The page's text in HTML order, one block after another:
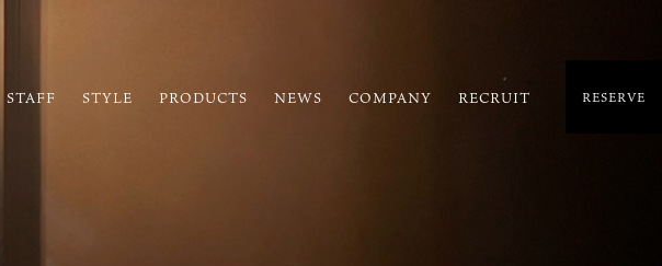
STAFF STYLE PRODUCTS NEWS COMPANY RECRUIT RESERVE